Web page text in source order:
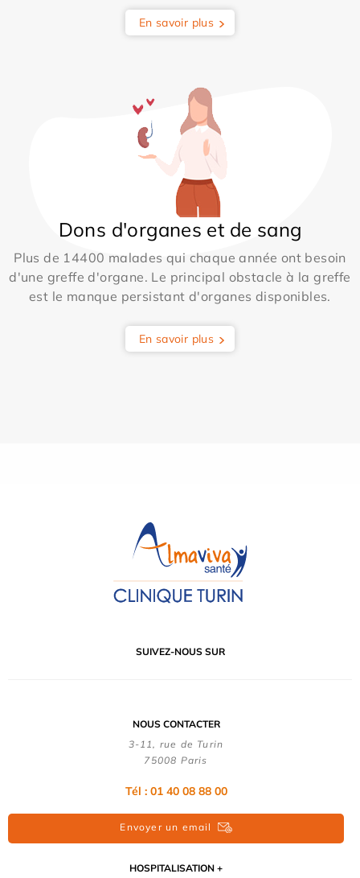
En savoir plus
Dons d'organes et de sang
Plus de 14400 malades qui chaque année ont besoin
d'une greffe d'organe. Le principal obstacle à la greffe
est le manque persistant d'organes disponibles.
En savoir plus
SUIVEZ-NOUS SUR
NOUS CONTACTER
3-11, rue de Turin
75008 Paris
Tél : 01 40 08 88 00
Envoyer un email
HOSPITALISATION